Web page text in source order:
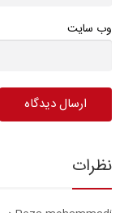
وب سایت
نظرات